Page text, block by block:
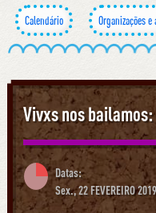
Calendário Organizações
Vivxs nos
Datas:
Sex., 22 FEVEREIRO